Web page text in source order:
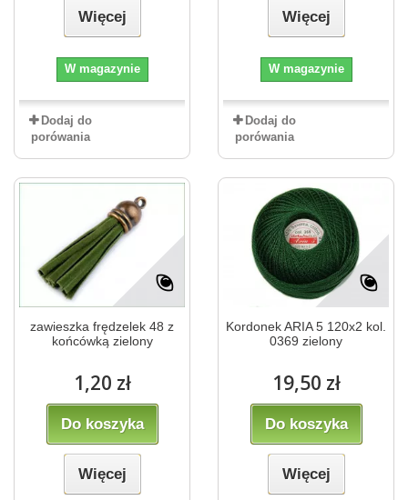
Więcej
W magazynie
Dodaj do
porówania
Więcej
W magazynie
Dodaj do
porówania
zawieszka frędzelek 48 z
końcówką zielony
1,20 zł
Do koszyka
Więcej
Kordonek ARIA 5 120x2 kol.
0369 zielony
19,50 zł
Do koszyka
Więcej